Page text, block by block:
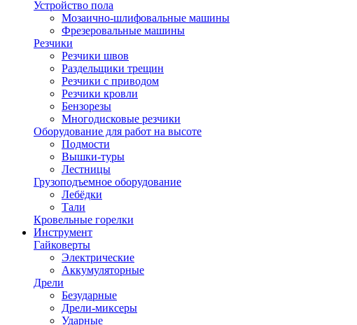
Устройство пола
Мозаично-шлифовальные машины
Фрезеровальные машины
Резчики
Резчики швов
Раздельщики трещин
Резчики с приводом
Резчики кровли
Бензорезы
Многодисковые резчики
Оборудование для работ на высоте
Подмости
Вышки-туры
Лестницы
Грузоподъемное оборудование
Лебёдки
Тали
Кровельные горелки
Инструмент
Гайковерты
Электрические
Аккумуляторные
Дрели
Безударные
Дрели-миксеры
Ударные